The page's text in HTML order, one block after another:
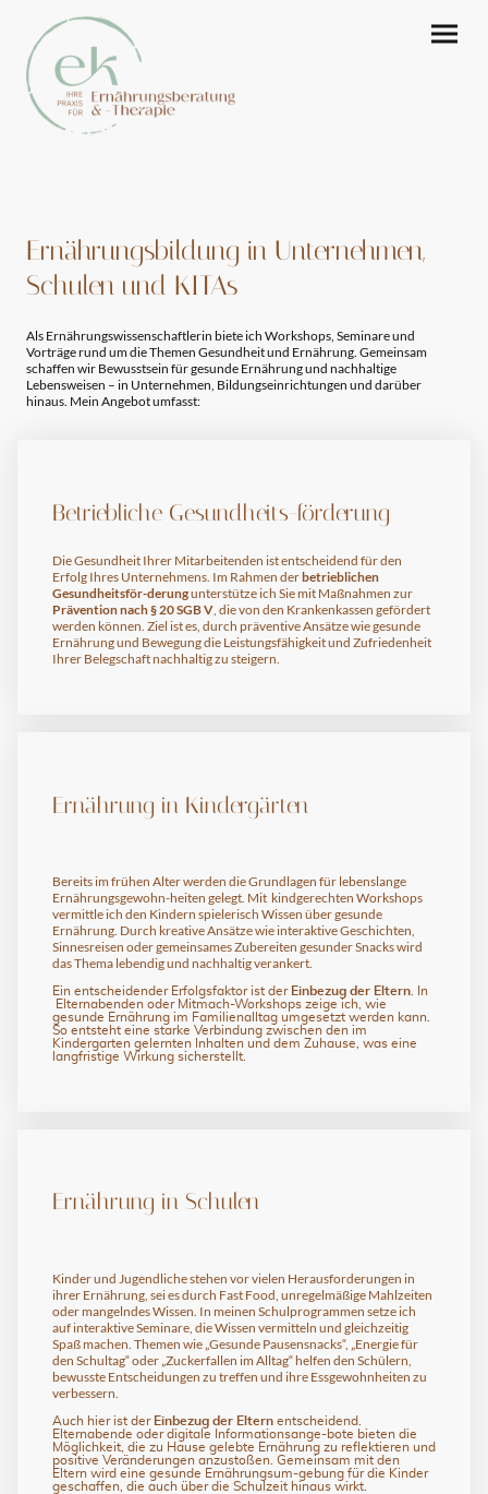
Ernährungsbildung in Unternehmen,
Schulen und KITAs
Als Ernährungswissenschaftlerin biete ich Workshops, Seminare und
Vorträge rund um die Themen Gesundheit und Ernährung. Gemeinsam
schaffen wir Bewusstsein für gesunde Ernährung und nachhaltige
Lebensweisen – in Unternehmen, Bildungseinrichtungen und darüber
hinaus. Mein Angebot umfasst:
Betriebliche Gesundheits-förderung
Die Gesundheit Ihrer Mitarbeitenden ist entscheidend für den
Erfolg Ihres Unternehmens. Im Rahmen derbetrieblichen
Gesundheitsför-derungunterstütze ich Sie mit Maßnahmen zur
Prävention nach § 20 SGB V, die von den Krankenkassen gefördert
werden können. Ziel ist es, durch präventive Ansätze wie gesunde
Ernährung und Bewegung die Leistungsfähigkeit und Zufriedenheit
Ihrer Belegschaft nachhaltig zu steigern.
Ernährung in Kindergärten
Bereits im frühen Alter werden die Grundlagen für lebenslange
Ernährungsgewohn-heiten gelegt. Mit kindgerechten Workshops
vermittle ich den Kindern spielerisch Wissen über gesunde
Ernährung. Durch kreative Ansätze wie interaktive Geschichten,
Sinnesreisen oder gemeinsames Zubereiten gesunder Snacks wird
das Thema lebendig und nachhaltig verankert.
Ein entscheidender Erfolgsfaktor ist der Einbezug der Eltern. In
Elternabenden oder Mitmach-Workshops zeige ich, wie
gesunde Ernährung im Familienalltag umgesetzt werden kann.
So entsteht eine starke Verbindung zwischen den im
Kindergarten gelernten Inhalten und dem Zuhause, was eine
langfristige Wirkung sicherstellt.
Ernährung in Schulen
Kinder und Jugendliche stehen vor vielen Herausforderungen in
ihrer Ernährung, sei es durch Fast Food, unregelmäßige Mahlzeiten
oder mangelndes Wissen. In meinen Schulprogrammen setze ich
auf interaktive Seminare, die Wissen vermitteln und gleichzeitig
Spaß machen. Themen wie „Gesunde Pausensnacks“, „Energie für
den Schultag“ oder „Zuckerfallen im Alltag“ helfen den Schülern,
bewusste Entscheidungen zu treffen und ihre Essgewohnheiten zu
verbessern.
Auch hier ist der Einbezug der Eltern entscheidend.
Elternabende oder digitale Informationsange-bote bieten die
Möglichkeit, die zu Hause gelebte Ernährung zu reflektieren und
positive Veränderungen anzustoßen. Gemeinsam mit den
Eltern wird eine gesunde Ernährungsum-gebung für die Kinder
geschaffen, die auch über die Schulzeit hinaus wirkt.